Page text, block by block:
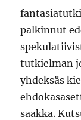
palkinnut
tutkielman
yhdeksäs
saakka.